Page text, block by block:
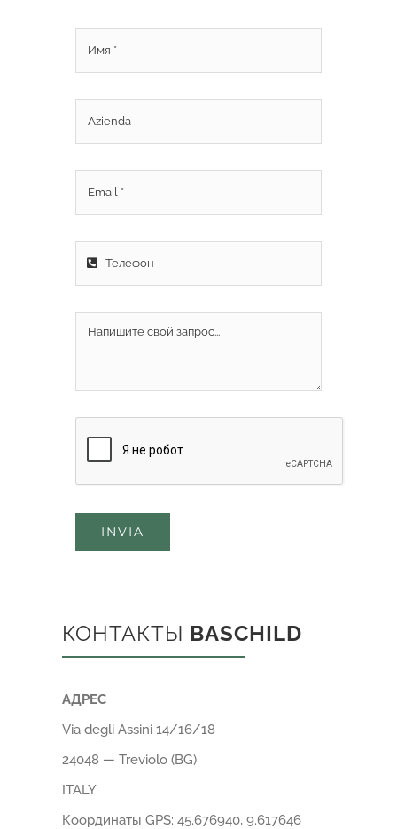
INVIA
КОНТАКТЫ BASCHILD
АДРЕС
Via degli Assini 14/16/18
24048 — Treviolo (BG)
ITALY
Координаты GPS: 45.676940, 9.617646